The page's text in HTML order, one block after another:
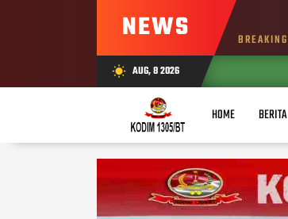
NEWS BREAKING
wb_sunny AUG, 8 2026
HOME BERITA